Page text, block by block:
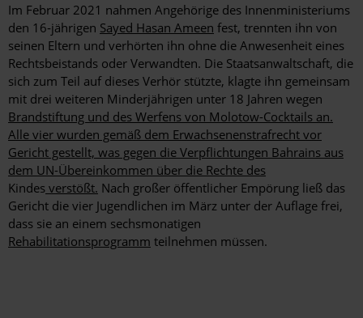
Im Februar 2021 nahmen Angehörige des Innenministeriums
den 16‑jährigen Sayed Hasan Ameen fest, trennten ihn von
seinen Eltern und verhörten ihn ohne die Anwesenheit eines
Rechtsbeistands oder Verwandten. Die Staatsanwaltschaft, die
sich zum Teil auf dieses Verhör stützte, klagte ihn gemeinsam
mit drei weiteren Minderjährigen unter 18 Jahren wegen
Brandstiftung und des Werfens von Molotow-Cocktails an.
Alle vier wurden gemäß dem Erwachsenenstrafrecht vor
Gericht gestellt, was gegen die Verpflichtungen Bahrains aus
dem UN-Übereinkommen über die Rechte des
Kindes verstößt. Nach großer öffentlicher Empörung ließ das
Gericht die vier Jugendlichen im März unter der Auflage frei,
dass sie an einem sechsmonatigen
Rehabilitationsprogramm teilnehmen müssen.